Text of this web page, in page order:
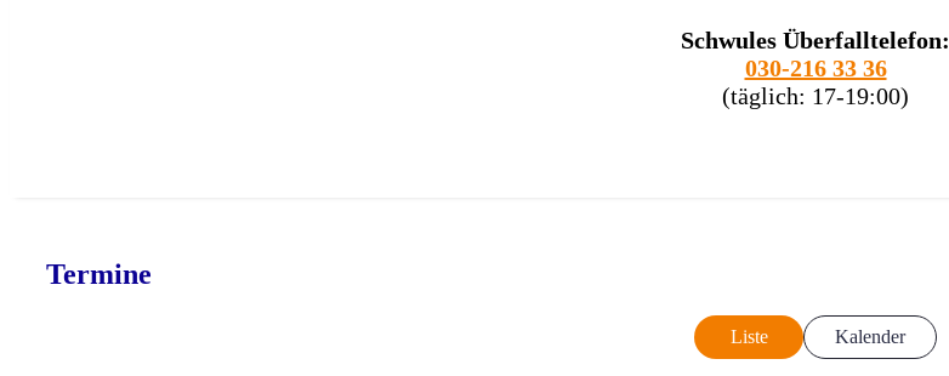
Schwules Überfalltelefon:
030-216 33 36
(täglich: 17-19:00)
Termine
Liste Kalender